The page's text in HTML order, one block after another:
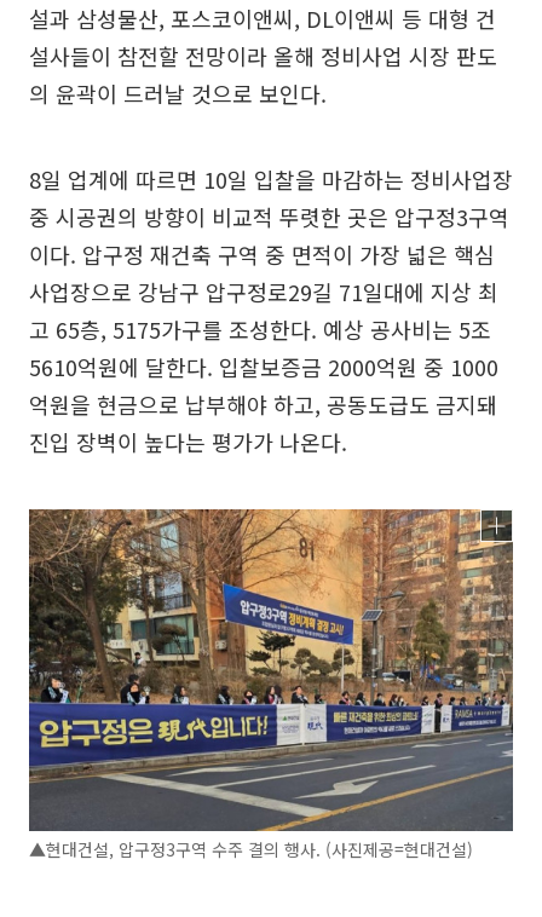
설과 삼성물산, 포스코이앤씨, DL이앤씨 등 대형 건
설사들이 참전할 전망이라 올해 정비사업 시장 판도
의 윤곽이 드러날 것으로 보인다.
8일 업계에 따르면 10일 입찰을 마감하는 정비사업장
중 시공권의 방향이 비교적 뚜렷한 곳은 압구정3구역
이다. 압구정 재건축 구역 중 면적이 가장 넓은 핵심
사업장으로 강남구 압구정로29길 71일대에 지상 최
고 65층, 5175가구를 조성한다. 예상 공사비는 5조
5610억원에 달한다. 입찰보증금 2000억원 중 1000
억원을 현금으로 납부해야 하고, 공동도급도 금지돼
진입 장벽이 높다는 평가가 나온다.
▲현대건설, 압구정3구역 수주 결의 행사. (사진제공=현대건설)